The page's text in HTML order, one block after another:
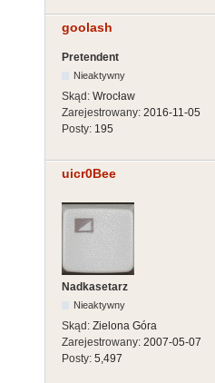
goolash
Pretendent
Nieaktywny
Skąd: Wrocław
Zarejestrowany: 2016-11-05
Posty: 195
uicr0Bee
Nadkasetarz
Nieaktywny
Skąd: Zielona Góra
Zarejestrowany: 2007-05-07
Posty: 5,497